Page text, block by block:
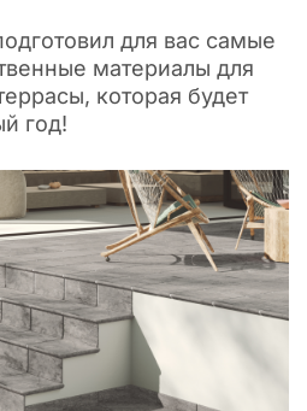
для вас самые
материалы для
которая будет
год!